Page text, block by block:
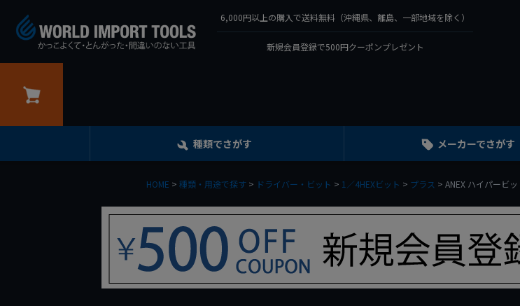
6,000円以上の購入で送料無料（沖縄県、離島、一部地域を除く）
新規会員登録で500円クーポンプレゼント
種類でさがす メーカーでさがす
HOME 種類・用途で探す ドライバー・ビット 1／4HEXビット プラス ANEX ハイパービ